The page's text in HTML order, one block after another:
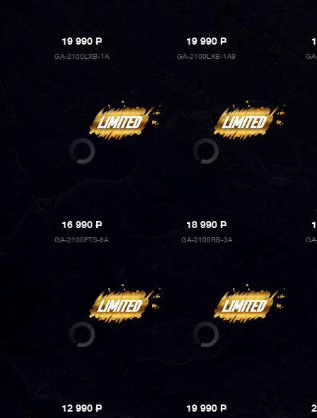
19 990P
GA-2100LXB-1A
19 990P
GA-2100LXB-1A9
16 990P
GA-2100PTS-8A
18 990P
GA-2100RB-3A
12 990P 19 990P